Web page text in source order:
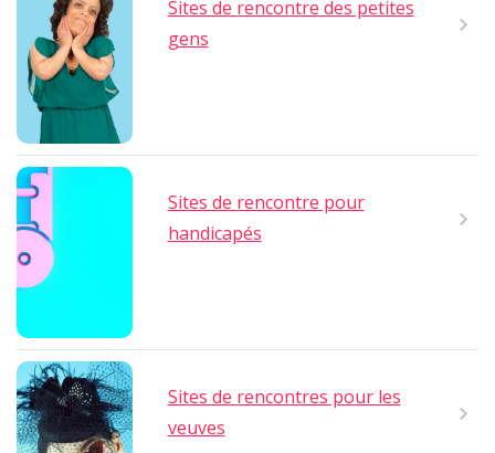
Sites de rencontre des petites
gens
Sites de rencontre pour
handicapés
Sites de rencontres pour les
veuves